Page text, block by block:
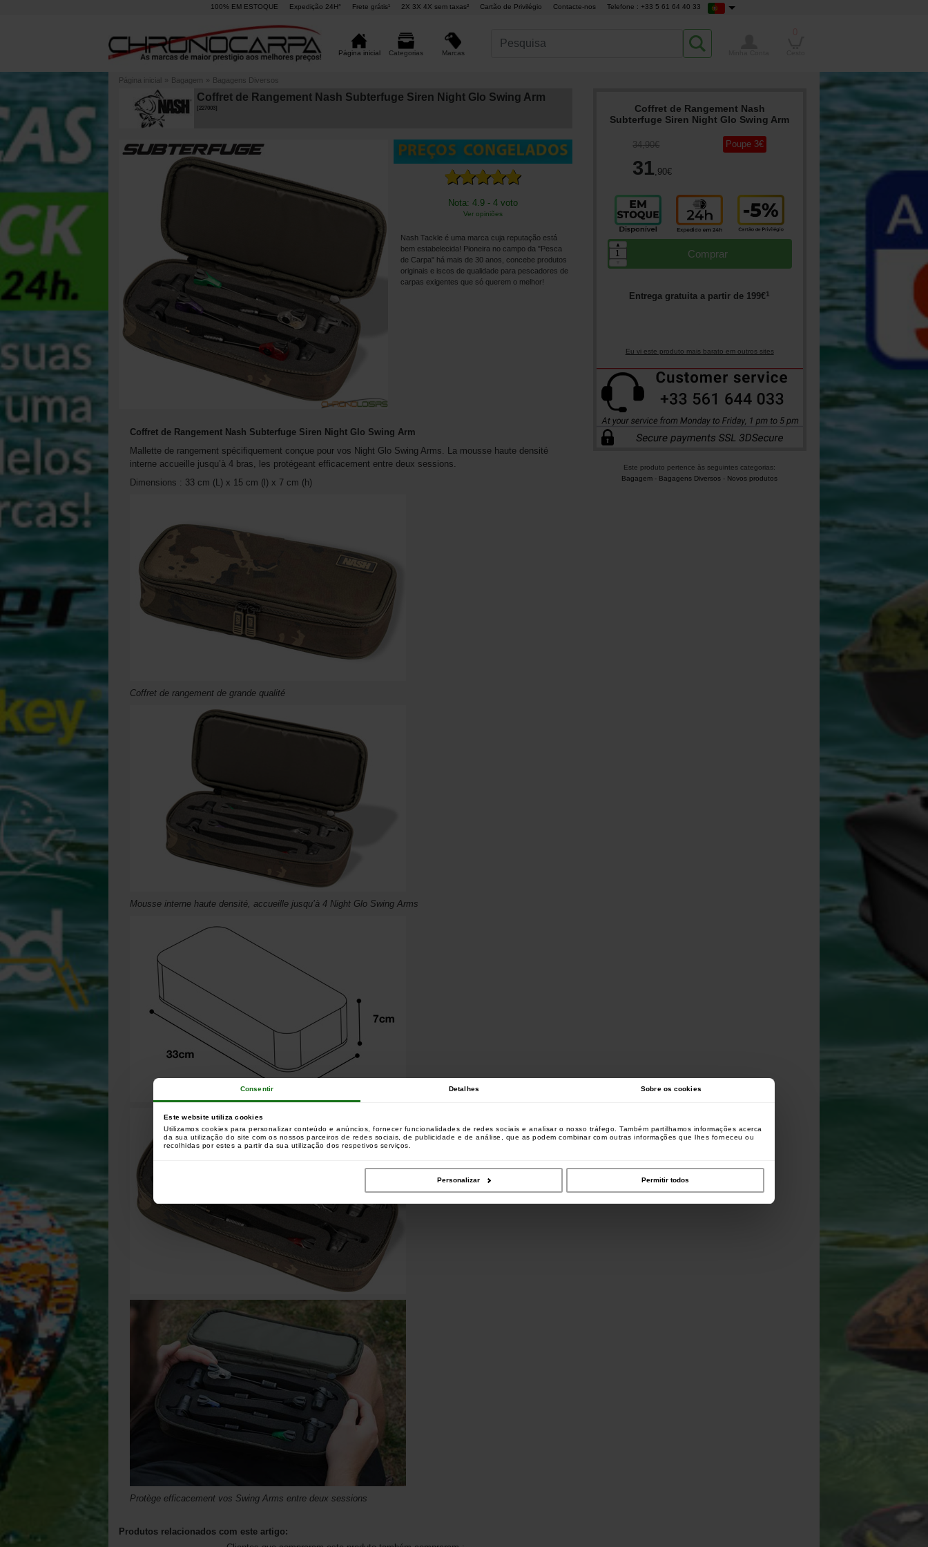
Consentir Detalhes Sobre os cookies
Este website utiliza cookies
Utilizamos cookies para personalizar conteúdo e anúncios, fornecer funcionalidades de redes sociais e analisar o nosso tráfego. Também partilhamos informações acerca
da sua utilização do site com os nossos parceiros de redes sociais, de publicidade e de análise, que as podem combinar com outras informações que lhes forneceu ou
recolhidas por estes a partir da sua utilização dos respetivos serviços.
Personalizar Permitir todos
100% EM ESTOQUE Expedição 24H° Frete grátis¹ 2X 3X 4X sem taxas² Cartão de Privilégio Contacte-nos Telefone : +33 5 61 64 40 33
Página inicial Categorias Marcas
Página inicial » Bagagem » Bagagens Diversos
Coffret de Rangement Nash Subterfuge Siren Night Glo Swing Arm
227003]
Nota: 4.9 - 4 voto
Ver opiniões
Nash Tackle é uma marca cuja reputação está
bem estabelecida! Pioneira no campo da "Pesca
de Carpa" há mais de 30 anos, concebe produtos
originais e iscos de qualidade para pescadores de
carpas exigentes que só querem o melhor!
Coffret de Rangement Nash
Subterfuge Siren Night Glo Swing Arm
34,90€
31,90€
Poupe 3€
Comprar
▲
Entrega gratuita a partir de 199€1
Eu vi este produto mais barato em outros sites
Este produto pertence às seguintes categorias:
Bagagem - Bagagens Diversos - Novos produtos
Coffret de Rangement Nash Subterfuge Siren Night Glo Swing Arm
Mallette de rangement spécifiquement conçue pour vos Night Glo Swing Arms. La mousse haute densité
interne accueille jusqu’à 4 bras, les protégeant efficacement entre deux sessions.
Dimensions : 33 cm (L) x 15 cm (l) x 7 cm (h)
Coffret de rangement de grande qualité
Mousse interne haute densité, accueille jusqu’à 4 Night Glo Swing Arms
Protège efficacement vos Swing Arms entre deux sessions
Produtos relacionados com este artigo: